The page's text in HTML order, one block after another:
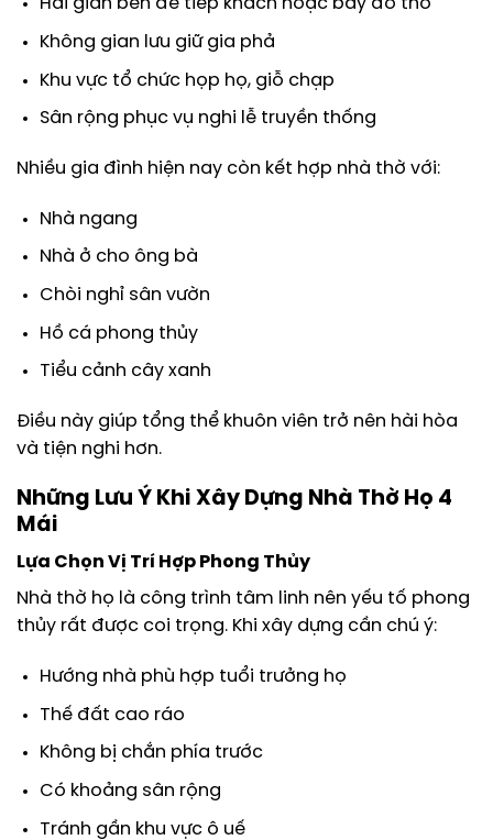
Hai gian bên để tiếp khách hoặc bày đồ thờ
Không gian lưu giữ gia phả
Khu vực tổ chức họp họ, giỗ chạp
Sân rộng phục vụ nghi lễ truyền thống
Nhiều gia đình hiện nay còn kết hợp nhà thờ với:
Nhà ngang
Nhà ở cho ông bà
Chòi nghỉ sân vườn
Hồ cá phong thủy
Tiểu cảnh cây xanh
Điều này giúp tổng thể khuôn viên trở nên hài hòa
và tiện nghi hơn.
Những Lưu Ý Khi Xây Dựng Nhà Thờ Họ 4
Mái
Lựa Chọn Vị Trí Hợp Phong Thủy
Nhà thờ họ là công trình tâm linh nên yếu tố phong
thủy rất được coi trọng. Khi xây dựng cần chú ý:
Hướng nhà phù hợp tuổi trưởng họ
Thế đất cao ráo
Không bị chắn phía trước
Có khoảng sân rộng
Tránh gần khu vực ô uế